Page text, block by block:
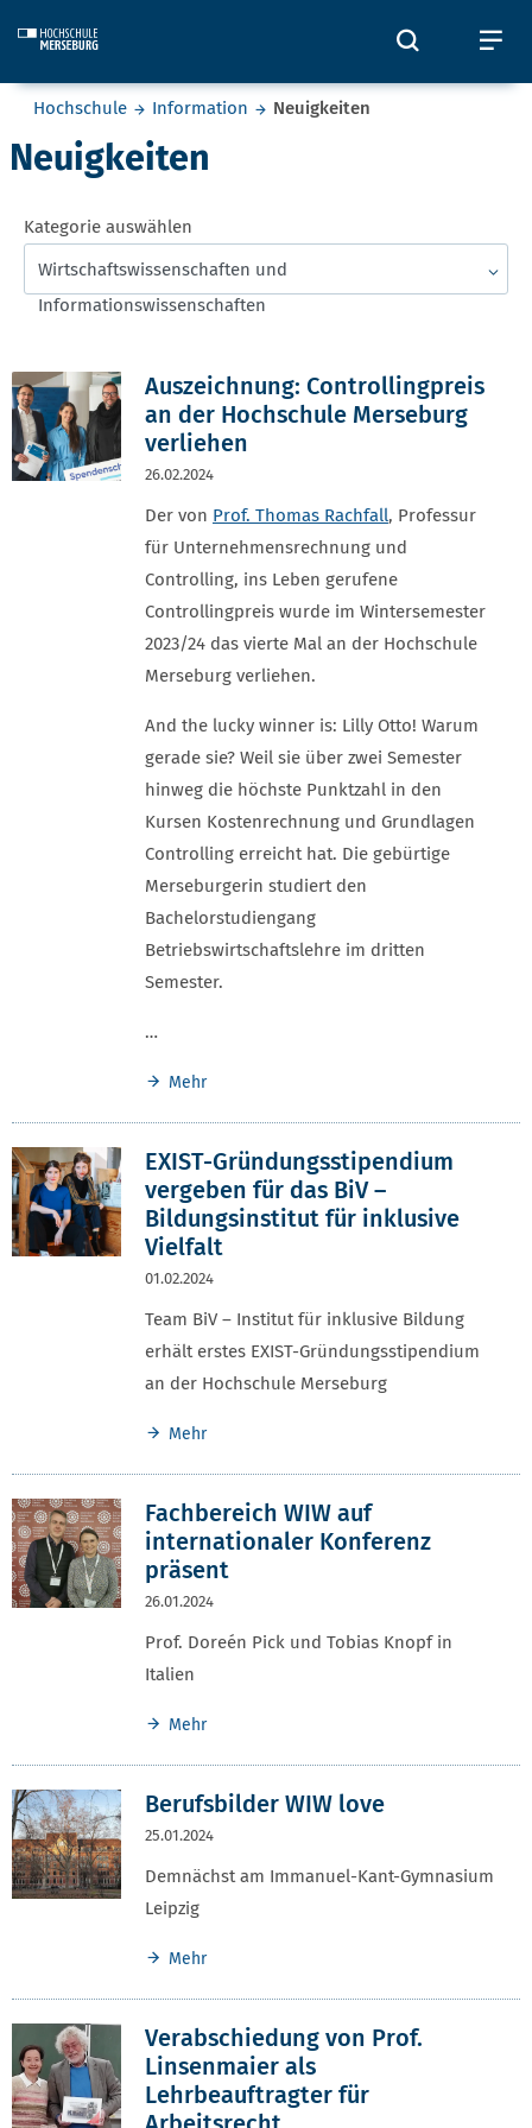
Öffnet
Sie befinden sich hier:
Hochschule Information Neuigkeiten
Neuigkeiten
Kategorie auswählen
Wirtschaftswissenschaften und
Informationswissenschaften
Auszeichnung: Controllingpreis
an der Hochschule Merseburg
verliehen
26.02.2024
Der von Prof. Thomas Rachfall, Professur
für Unternehmensrechnung und
Controlling, ins Leben gerufene
Controllingpreis wurde im Wintersemester
2023/24 das vierte Mal an der Hochschule
Merseburg verliehen.
And the lucky winner is: Lilly Otto! Warum
gerade sie? Weil sie über zwei Semester
hinweg die höchste Punktzahl in den
Kursen Kostenrechnung und Grundlagen
Controlling erreicht hat. Die gebürtige
Merseburgerin studiert den
Bachelorstudiengang
Betriebswirtschaftslehre im dritten
Semester.
…
Mehr
EXIST-Gründungsstipendium
vergeben für das BiV –
Bildungsinstitut für inklusive
Vielfalt
01.02.2024
Team BiV – Institut für inklusive Bildung
erhält erstes EXIST-Gründungsstipendium
an der Hochschule Merseburg
Mehr
Fachbereich WIW auf
internationaler Konferenz
präsent
26.01.2024
Prof. Doreén Pick und Tobias Knopf in
Italien
Mehr
Berufsbilder WIW love
25.01.2024
Demnächst am Immanuel-Kant-Gymnasium
Leipzig
Mehr
Verabschiedung von Prof.
Linsenmaier als
Lehrbeauftragter für